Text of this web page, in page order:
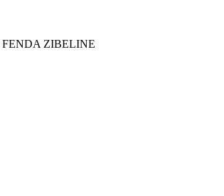
ZIBELINE